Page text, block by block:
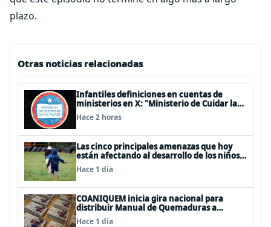
plazo.
Otras noticias relacionadas
Infantiles definiciones en cuentas de
ministerios en X: "Ministerio de Cuidar la
Plata", "Ministerio de la amistad..."
Hace 2 horas
Las cinco principales amenazas que hoy
están afectando al desarrollo de los niños
en Chile
Hace 1 día
COANIQUEM inicia gira nacional para
distribuir Manual de Quemaduras a
profesionales de la salud
Hace 1 día